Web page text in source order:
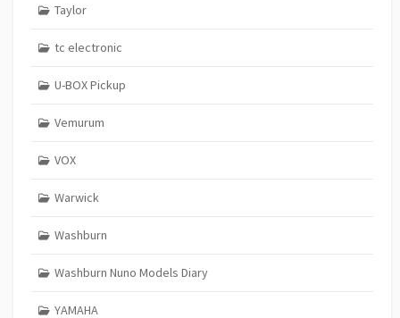
Taylor
tc electronic
U-BOX Pickup
Vemurum
VOX
Warwick
Washburn
Washburn Nuno Models Diary
YAMAHA